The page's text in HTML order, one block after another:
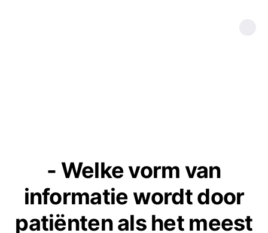
- Welke vorm van
informatie wordt door
patiënten als het meest